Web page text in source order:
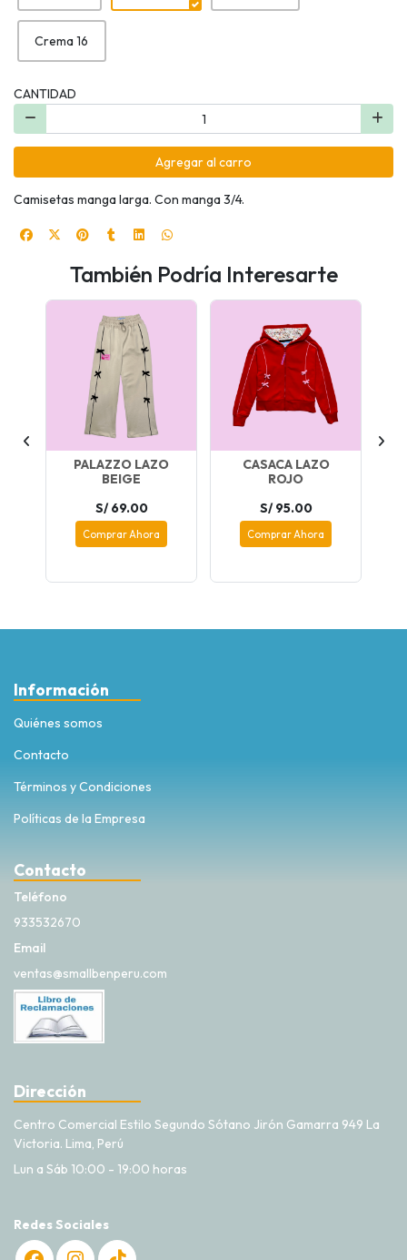
Crema 16
CANTIDAD
Agregar al carro
Camisetas manga larga. Con manga 3/4.
También Podría Interesarte
PALAZZO LAZO
BEIGE
S/ 69.00
Comprar Ahora
CASACA LAZO
ROJO
S/ 95.00
Comprar Ahora
Información
Quiénes somos
Contacto
Términos y Condiciones
Políticas de la Empresa
Contacto
Teléfono
933532670
Email
ventas@smallbenperu.com
Dirección
Centro Comercial Estilo Segundo Sótano Jirón Gamarra 949 La
Victoria. Lima, Perú
Lun a Sáb 10:00 - 19:00 horas
Redes Sociales